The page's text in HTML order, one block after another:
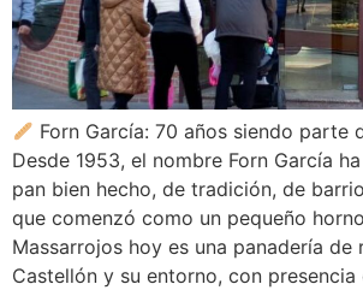
Forn García: 70 años siendo parte
Desde 1953, el nombre Forn García
pan bien hecho, de tradición, de
que comenzó como un pequeño
Massarrojos hoy es una panadería de
Castellón y su entorno, con presencia